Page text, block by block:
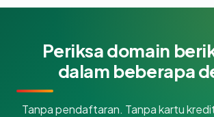
Periksa domain
dalam beberapa
Tanpa pendaftaran. Tanpa kartu